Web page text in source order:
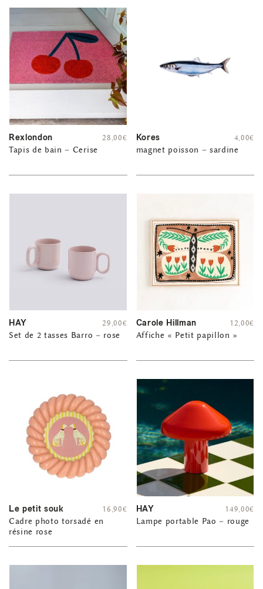
Rexlondon
Tapis de bain – Cerise
28,00€ Kores
magnet poisson – sardine
4,00€
HAY
Set de 2 tasses Barro – rose
29,00€ Carole Hillman
Affiche « Petit papillon »
12,00€
Le petit souk
Cadre photo torsadé en
résine rose
16,90€ HAY
Lampe portable Pao – rouge
149,00€